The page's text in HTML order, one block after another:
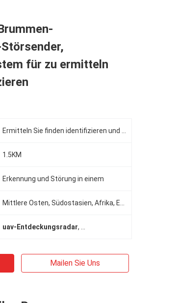
für zu ermitteln
1.5KM
Erkennung und Störung in einem
uav-Entdeckungsradar,
Mailen Sie Uns